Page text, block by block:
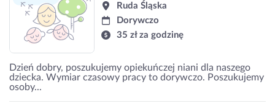
Ruda Śląska
Dorywczo
35 zł za godzinę
Dzień dobry, poszukujemy opiekuńczej niani dla naszego
dziecka. Wymiar czasowy pracy to dorywczo. Poszukujemy
osoby...